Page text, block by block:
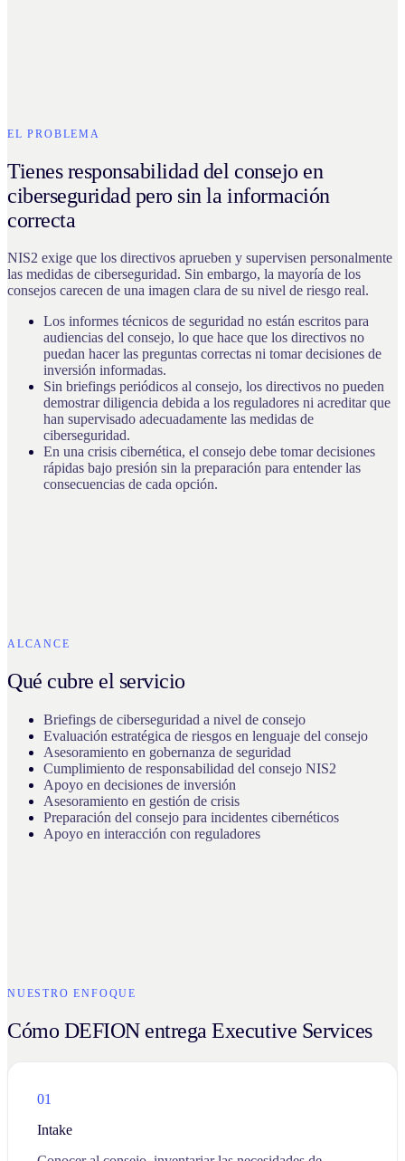
EL PROBLEMA
Tienes responsabilidad del consejo en
ciberseguridad pero sin la información
correcta
NIS2 exige que los directivos aprueben y supervisen personalmente
las medidas de ciberseguridad. Sin embargo, la mayoría de los
consejos carecen de una imagen clara de su nivel de riesgo real.
Los informes técnicos de seguridad no están escritos para
audiencias del consejo, lo que hace que los directivos no
puedan hacer las preguntas correctas ni tomar decisiones de
inversión informadas.
Sin briefings periódicos al consejo, los directivos no pueden
demostrar diligencia debida a los reguladores ni acreditar que
han supervisado adecuadamente las medidas de
ciberseguridad.
En una crisis cibernética, el consejo debe tomar decisiones
rápidas bajo presión sin la preparación para entender las
consecuencias de cada opción.
ALCANCE
Qué cubre el servicio
Briefings de ciberseguridad a nivel de consejo
Evaluación estratégica de riesgos en lenguaje del consejo
Asesoramiento en gobernanza de seguridad
Cumplimiento de responsabilidad del consejo NIS2
Apoyo en decisiones de inversión
Asesoramiento en gestión de crisis
Preparación del consejo para incidentes cibernéticos
Apoyo en interacción con reguladores
NUESTRO ENFOQUE
Cómo DEFION entrega Executive Services
01
Intake